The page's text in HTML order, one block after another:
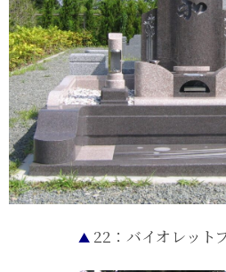
▲ 22：バイオレット